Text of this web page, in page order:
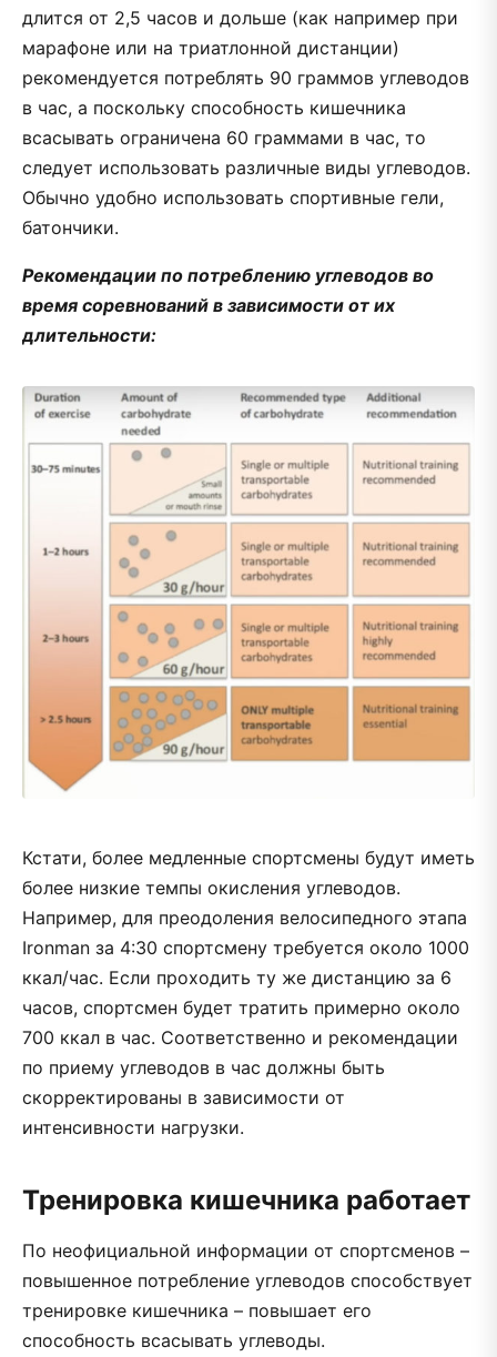
длится от 2,5 часов и дольше (как например при
марафоне или на триатлонной дистанции)
рекомендуется потреблять 90 граммов углеводов
в час, а поскольку способность кишечника
всасывать ограничена 60 граммами в час, то
следует использовать различные виды углеводов.
Обычно удобно использовать спортивные гели,
батончики.
Рекомендации по потреблению углеводов во
время соревнований в зависимости от их
длительности:
Кстати, более медленные спортсмены будут иметь
более низкие темпы окисления углеводов.
Например, для преодоления велосипедного этапа
Ironman за 4:30 спортсмену требуется около 1000
ккал/час. Если проходить ту же дистанцию за 6
часов, спортсмен будет тратить примерно около
700 ккал в час. Соответственно и рекомендации
по приему углеводов в час должны быть
скорректированы в зависимости от
интенсивности нагрузки.
Тренировка кишечника работает
По неофициальной информации от спортсменов –
повышенное потребление углеводов способствует
тренировке кишечника – повышает его
способность всасывать углеводы.